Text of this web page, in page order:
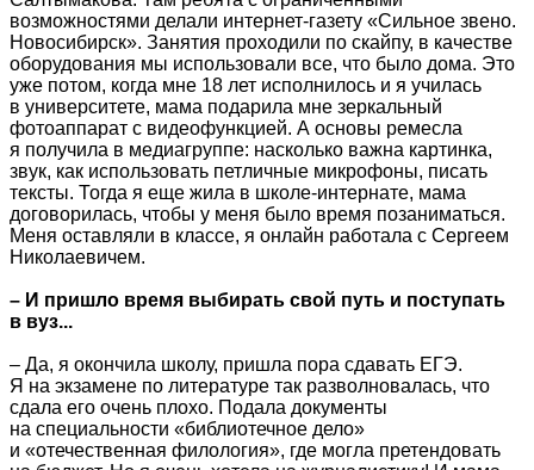
возможностями делали интернет-газету «Сильное звено.
Новосибирск». Занятия проходили по скайпу, в качестве
оборудования мы использовали все, что было дома. Это
уже потом, когда мне 18 лет исполнилось и я училась
в университете, мама подарила мне зеркальный
фотоаппарат с видеофункцией. А основы ремесла
я получила в медиагруппе: насколько важна картинка,
звук, как использовать петличные микрофоны, писать
тексты. Тогда я еще жила в школе-интернате, мама
договорилась, чтобы у меня было время позаниматься.
Меня оставляли в классе, я онлайн работала с Сергеем
Николаевичем.
– И пришло время выбирать свой путь и поступать
в вуз...
– Да, я окончила школу, пришла пора сдавать ЕГЭ.
Я на экзамене по литературе так разволновалась, что
сдала его очень плохо. Подала документы
на специальности «библиотечное дело»
и «отечественная филология», где могла претендовать